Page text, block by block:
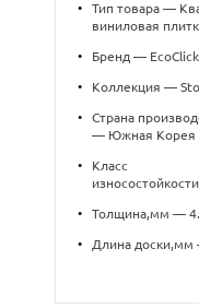
•
Тип товара —
виниловая
• Бренд — EcoClick
• Коллекция —
•
Страна
— Южная Корея
•
Класс
• Толщина,мм —
• Длина доски,мм